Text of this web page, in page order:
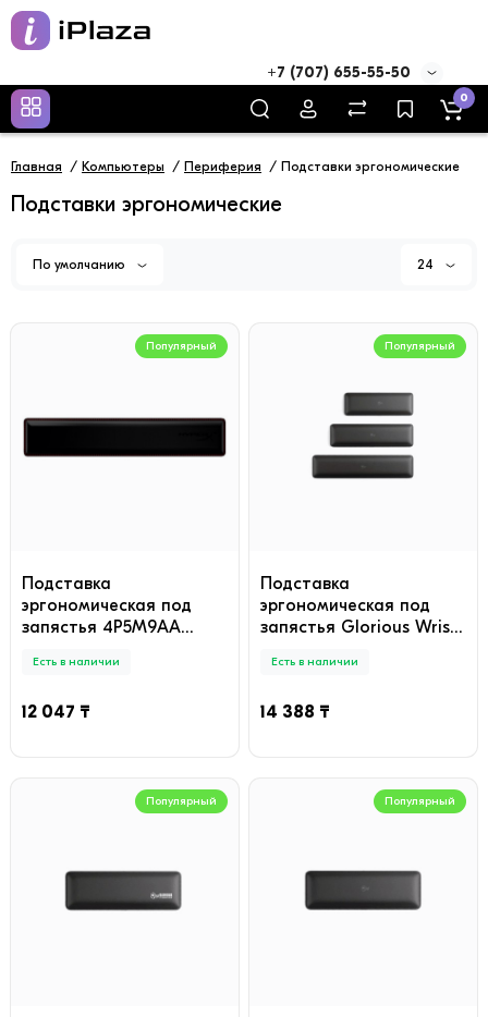
+7 (707) 655-55-50
0
Главная Компьютеры Периферия Подставки эргономические
Подставки эргономические
По умолчанию 24
Популярный
Подставка
эргономическая под
запястья 4P5M9AA
черный
Есть в наличии
12 047 ₸
Популярный
Подставка
эргономическая под
запястья Glorious Wrist
Black (GWR-100-
Есть в наличии
14 388 ₸
Популярный Популярный